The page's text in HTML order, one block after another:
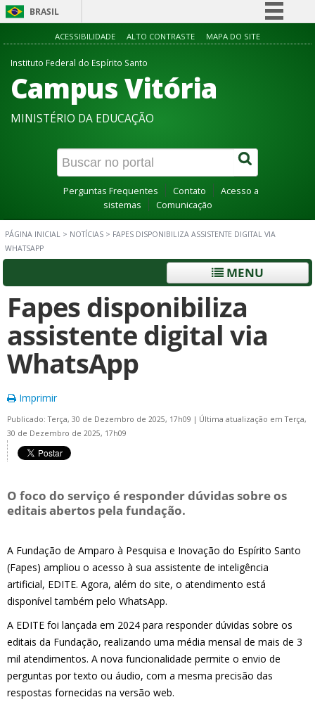
BRASIL
Simplifique!
Acesso à informação
Canais
ACESSIBILIDADE ALTO CONTRASTE MAPA DO SITE
Instituto Federal do Espírito Santo
Campus Vitória
MINISTÉRIO DA EDUCAÇÃO
Perguntas Frequentes Contato
Acesso a
sistemas
Comunicação
PÁGINA INICIAL > NOTÍCIAS > FAPES DISPONIBILIZA ASSISTENTE DIGITAL VIA
WHATSAPP
MENU
Fapes disponibiliza
assistente digital via
WhatsApp
Imprimir
Publicado: Terça, 30 de Dezembro de 2025, 17h09 | Última atualização em Terça,
30 de Dezembro de 2025, 17h09
O foco do serviço é responder dúvidas sobre os
editais abertos pela fundação.
A Fundação de Amparo à Pesquisa e Inovação do Espírito Santo
(Fapes) ampliou o acesso à sua assistente de inteligência
artificial, EDITE. Agora, além do site, o atendimento está
disponível também pelo WhatsApp.
A EDITE foi lançada em 2024 para responder dúvidas sobre os
editais da Fundação, realizando uma média mensal de mais de 3
mil atendimentos. A nova funcionalidade permite o envio de
perguntas por texto ou áudio, com a mesma precisão das
respostas fornecidas na versão web.